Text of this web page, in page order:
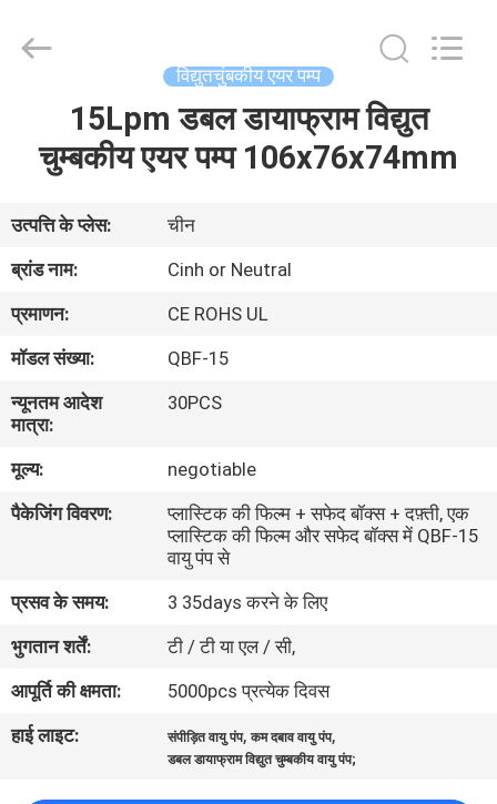
हमारे
बारे
कारखाना
गुणवत्ता
संपर्क
करें
समाचार
co.,limited.
विद्युतचुंबकीय एयर पम्प
15Lpm डबल डायाफ्राम विद्युत
चुम्बकीय एयर पम्प 106x76x74mm
उत्पत्ति के प्लेस:
चीन
ब्रांड नाम:
Cinh or Neutral
प्रमाणन:
CE ROHS UL
मॉडल संख्या:
QBF-15
न्यूनतम आदेश
मात्रा:
30PCS
मूल्य:
negotiable
पैकेजिंग विवरण:
प्लास्टिक की फिल्म + सफेद बॉक्स + दफ़्ती, एक
प्लास्टिक की फिल्म और सफेद बॉक्स में QBF-15
वायु पंप से
प्रसव के समय:
3 35days करने के लिए
भुगतान शर्तें:
टी / टी या एल / सी,
आपूर्ति की क्षमता:
5000pcs प्रत्येक दिवस
हाई लाइट:
संपीड़ित वायु पंप,कम दबाव वायु पंप,
डबल डायाफ्राम विद्युत चुम्बकीय वायु पंप;